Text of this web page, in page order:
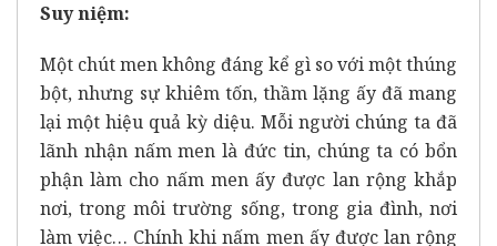
Suy niệm:
Một chút men không đáng kể gì so với một thúng
bột, nhưng sự khiêm tốn, thầm lặng ấy đã mang
lại một hiệu quả kỳ diệu. Mỗi người chúng ta đã
lãnh nhận nấm men là đức tin, chúng ta có bổn
phận làm cho nấm men ấy được lan rộng khắp
nơi, trong môi trường sống, trong gia đình, nơi
làm việc… Chính khi nấm men ấy được lan rộng